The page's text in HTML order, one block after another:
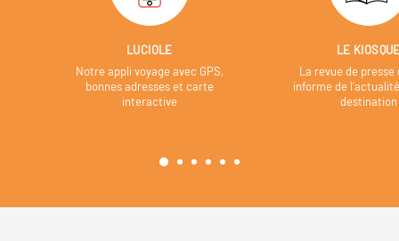
LUCIOLE
Notre appli voyage avec GPS,
bonnes adresses et carte
interactive
LE
La revue de presse
informe de
destination